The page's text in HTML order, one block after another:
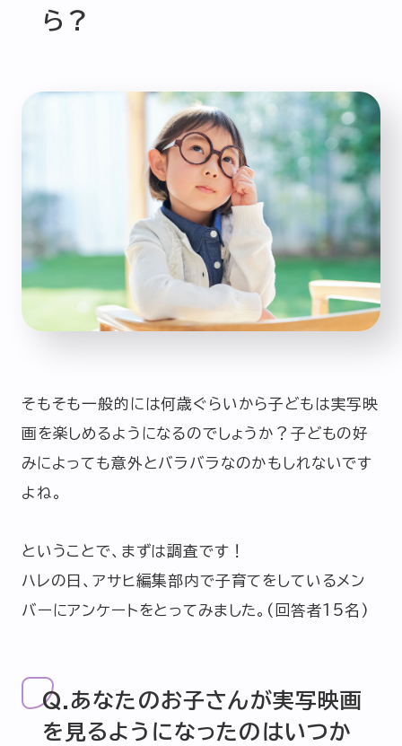
ら？
そもそも一般的には何歳ぐらいから子どもは実写映
画を楽しめるようになるのでしょうか？子どもの好
みによっても意外とバラバラなのかもしれないです
よね。
ということで、まずは調査です！
ハレの日、アサヒ編集部内で子育てをしているメン
バーにアンケートをとってみました。(回答者15名)
Q.あなたのお子さんが実写映画
を見るようになったのはいつか